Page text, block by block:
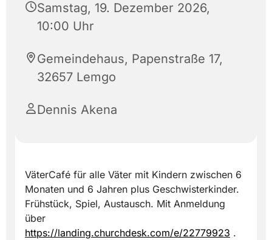
Samstag, 19. Dezember 2026,
10:00 Uhr
Gemeindehaus, Papenstraße 17,
32657 Lemgo
Dennis Akena
VäterCafé für alle Väter mit Kindern zwischen 6
Monaten und 6 Jahren plus Geschwisterkinder.
Frühstück, Spiel, Austausch. Mit Anmeldung
über
https://landing.churchdesk.com/e/22779923 .